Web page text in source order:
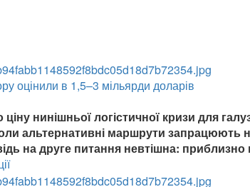
оцінили в 1,5–3 мільярди доларів
нинішньої логістичної кризи для
альтернативні маршрути запрацюють
на друге питання невтішна: